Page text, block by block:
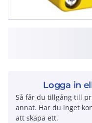
Logga in
Så får du tillgång till
annat. Har du inget
att skapa ett.